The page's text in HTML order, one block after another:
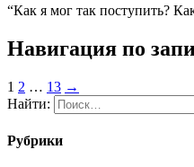
“Как я мог так поступить?
Навигация по
1 2 … 13 →
Найти:
Рубрики